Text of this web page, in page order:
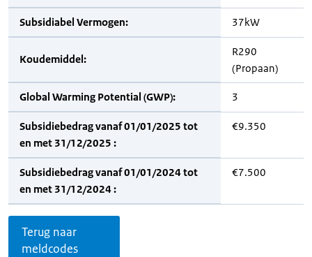
Subsidiabel Vermogen: 37kW
Koudemiddel:
R290
(Propaan)
Global Warming Potential (GWP): 3
Subsidiebedrag vanaf 01/01/2025 tot
en met 31/12/2025 :
€9.350
Subsidiebedrag vanaf 01/01/2024 tot
en met 31/12/2024 :
€7.500
Terug naar
meldcodes